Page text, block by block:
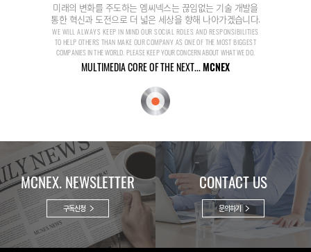
미래의 변화를 주도하는 엠씨넥스는 끊임없는 기술 개발을
통한 혁신과 도전으로 더 넓은 세상을 향해 나아가겠습니다.
WE WILL ALWAYS KEEP IN MIND OUR SOCIAL ROLES AND RESPONSIBILITIES
TO HELP OTHERS THAN MAKE OUR COMPANY AS ONE OF THE MOST BIGGEST
COMPANIES IN THE WORLD. PLEASE KEEP YOUR CONCERN ABOUT WHAT WE DO.
MULTIMEDIA CORE OF THE NEXT...MCNEX
MCNEX. NEWSLETTER
구독신청
CONTACT US
문의하기